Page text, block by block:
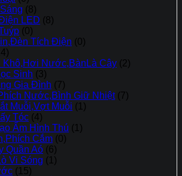
(8)
LED (8)
(0)
Tích Điện (0)
Khô,Hơi Nước,BànLà Cây (2)
Sinh (3)
Gia Đình (7)
Nước,Bình Giữ Nhiệt (7)
Muỗi,Vợt Muỗi (1)
Tóc (4)
Ẩm Hình Thú (1)
Cắm (0)
Quần Aó (6)
Vi Sóng (1)
(15)